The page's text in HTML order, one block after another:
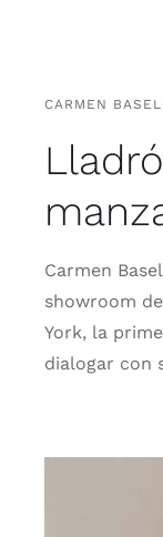
CARMEN
Car­men
show­room
York, la
dia­lo­gar con